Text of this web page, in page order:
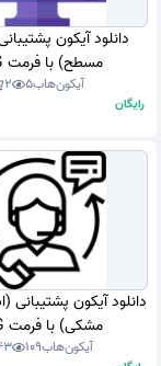
دانلود آیکون
مسطح) با فرمت PNG
آیکون‌هاب5
2
رایگان
دانلود آیکون
مشکی) با فرمت PNG
آیکون‌هاب109